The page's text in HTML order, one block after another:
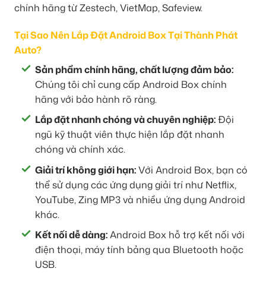
chính hãng từ Zestech, VietMap, Safeview.
Tại Sao Nên Lắp Đặt Android Box Tại Thành Phát
Auto?
Sản phẩm chính hãng, chất lượng đảm bảo:
Chúng tôi chỉ cung cấp Android Box chính
hãng với bảo hành rõ ràng.
Lắp đặt nhanh chóng và chuyên nghiệp:Đội
ngũ kỹ thuật viên thực hiện lắp đặt nhanh
chóng và chính xác.
Giải trí không giới hạn:Với Android Box, bạn có
thể sử dụng các ứng dụng giải trí như Netflix,
YouTube, Zing MP3 và nhiều ứng dụng Android
khác.
Kết nối dễ dàng:Android Box hỗ trợ kết nối với
điện thoại, máy tính bảng qua Bluetooth hoặc
USB.